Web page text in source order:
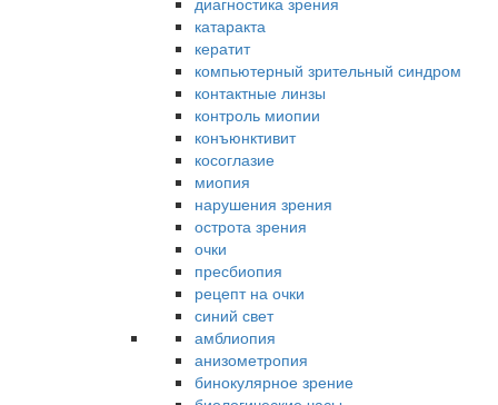
катаракта
кератит
компьютерный зрительный синдром
контактные линзы
контроль миопии
конъюнктивит
косоглазие
миопия
нарушения зрения
острота зрения
очки
пресбиопия
рецепт на очки
синий свет
амблиопия
анизометропия
бинокулярное зрение